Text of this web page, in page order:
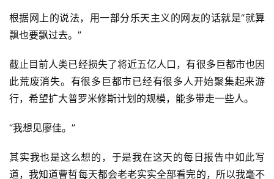
根据网上的说法，用一部分乐天主义的网友的话就是“就算
飘也要飘过去。”
截止目前人类已经损失了将近五亿人口，有很多巨都市也因
此荒废消失。有很多巨都市已经有很多人开始聚集起来游
行，希望扩大普罗米修斯计划的规模，能多带走一些人。
“我想见廖佳。”
其实我也是这么想的，于是我在这天的每日报告中如此写
道，我知道曹哲每天都会老老实实全部看完的，所以我毫不